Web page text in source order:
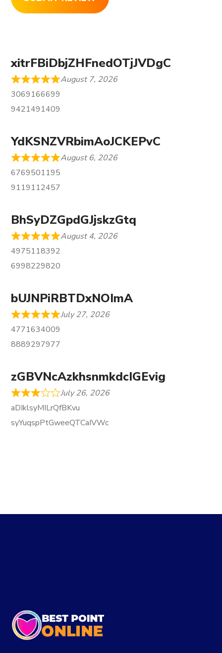
xitrFBiDbjZHFnedOTjJVDgC
August 7, 2026
3069166699
9421491409
YdKSNZVRbimAoJCKEPvC
August 6, 2026
6769501195
9119112457
BhSyDZGpdGJjskzGtq
August 4, 2026
4975118392
6998229820
bUJNPiRBTDxNOImA
July 27, 2026
4771634009
8889297977
zGBVNcAzkhsnmkdcIGEvig
July 26, 2026
aDIklsyMILrQfBKvu
syYuqspPtGweeQTCaIVWc